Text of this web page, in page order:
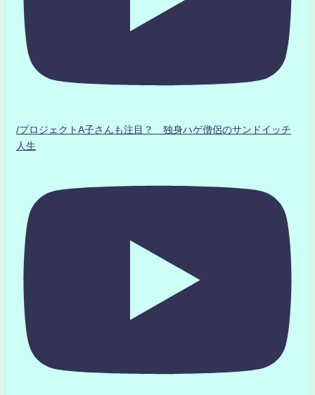
/プロジェクトA子さんも注目？ 独身ハゲ僧侶のサンドイッチ
人生